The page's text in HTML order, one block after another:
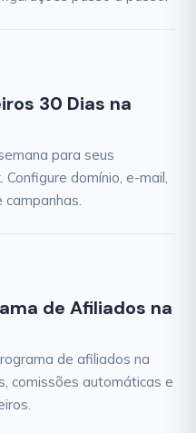
30 Dias na
para seus
domínio, e-mail,
de Afiliados na
de afiliados na
comissões automáticas e